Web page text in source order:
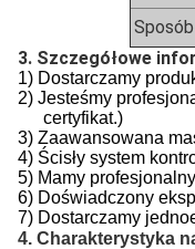
3. Szczegółowe
1) Dostarczamy
2) Jesteśmy
certyfikat.)
3) Zaawansowana
4) Ścisły system
5) Mamy
6) Doświadczony
7) Dostarczamy
4. Charakterystyka